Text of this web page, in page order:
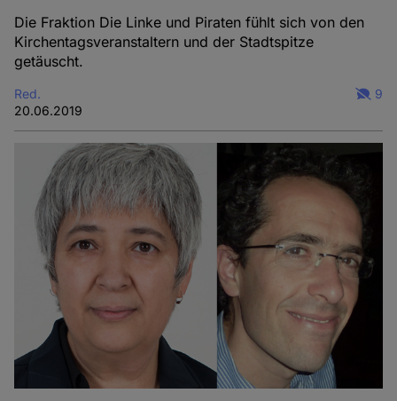
Die Fraktion Die Linke und Piraten fühlt sich von den
Kirchentagsveranstaltern und der Stadtspitze
getäuscht.
Red.
20.06.2019
9